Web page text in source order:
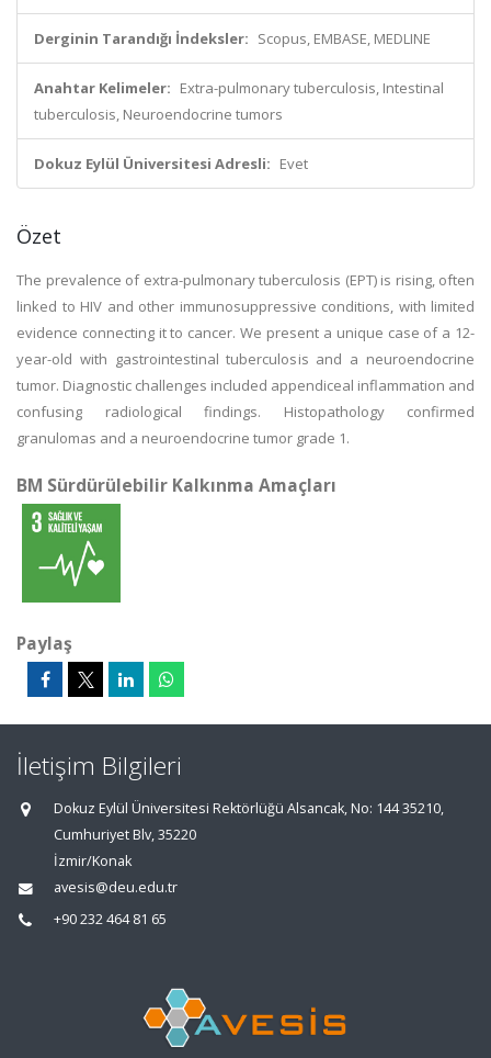
Derginin Tarandığı İndeksler: Scopus, EMBASE, MEDLINE
Anahtar Kelimeler: Extra-pulmonary tuberculosis, Intestinal
tuberculosis, Neuroendocrine tumors
Dokuz Eylül Üniversitesi Adresli: Evet
Özet
The prevalence of extra-pulmonary tuberculosis (EPT) is rising, often
linked to HIV and other immunosuppressive conditions, with limited
evidence connecting it to cancer. We present a unique case of a 12-
year-old with gastrointestinal tuberculosis and a neuroendocrine
tumor. Diagnostic challenges included appendiceal inflammation and
confusing radiological findings. Histopathology confirmed
granulomas and a neuroendocrine tumor grade 1.
BM Sürdürülebilir Kalkınma Amaçları
Paylaş
İletişim Bilgileri
Dokuz Eylül Üniversitesi Rektörlüğü Alsancak, No: 144 35210,
Cumhuriyet Blv, 35220
İzmir/Konak
avesis@deu.edu.tr
+90 232 464 81 65